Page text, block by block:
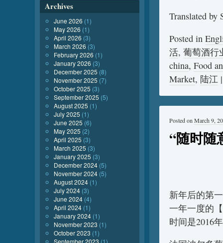
Translated by
Posted in
活, 葡萄酒行
china, Food
Market, 陆江
“随时随
Posted on March 9,
新年后的第
一年一度的
时间是2016
Archives
June 2026 (1)
May 2026 (1)
April 2026 (3)
March 2026 (3)
February 2026 (1)
January 2026 (3)
December 2025 (8)
November 2025 (7)
October 2025 (3)
September 2025 (5)
August 2025 (1)
July 2025 (1)
June 2025 (6)
May 2025 (2)
April 2025 (3)
March 2025 (3)
January 2025 (3)
December 2024 (5)
November 2024 (5)
August 2024 (1)
July 2024 (3)
June 2024 (4)
April 2024 (1)
January 2024 (1)
November 2023 (1)
October 2023 (1)
September 2023 (1)